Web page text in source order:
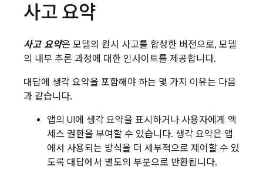
사고 요약
사고 요약은 모델의 원시 사고를 합성한 버전으로, 모델
의 내부 추론 과정에 대한 인사이트를 제공합니다.
대답에 생각 요약을 포함해야 하는 몇 가지 이유는 다음
과 같습니다.
앱의 UI에 생각 요약을 표시하거나 사용자에게 액
세스 권한을 부여할 수 있습니다. 생각 요약은 앱
에서 사용되는 방식을 더 세부적으로 제어할 수 있
도록 대답에서 별도의 부분으로 반환됩니다.